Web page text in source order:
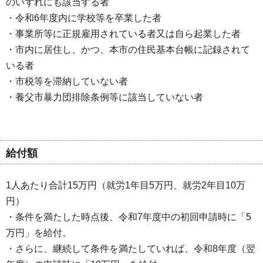
・令和6年度内に学校等を卒業した者
・事業所等に正規雇用されている者又は自ら起業した者
・市内に居住し、かつ、本市の住民基本台帳に記録されて
いる者
・市税等を滞納していない者
・養父市暴力団排除条例等に該当していない者
給付額
1人あたり合計15万円（就労1年目5万円、就労2年目10万
円）
・条件を満たした時点後、令和7年度中の初回申請時に「5
万円」を給付。
・さらに、継続して条件を満たしていれば、令和8年度（翌